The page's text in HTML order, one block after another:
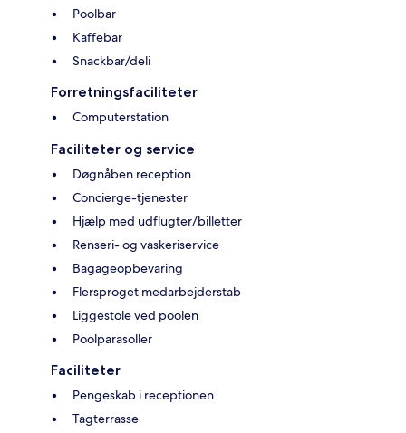
Poolbar
Kaffebar
Snackbar/deli
Forretningsfaciliteter
Computerstation
Faciliteter og service
Døgnåben reception
Concierge-tjenester
Hjælp med udflugter/billetter
Renseri- og vaskeriservice
Bagageopbevaring
Flersproget medarbejderstab
Liggestole ved poolen
Poolparasoller
Faciliteter
Pengeskab i receptionen
Tagterrasse